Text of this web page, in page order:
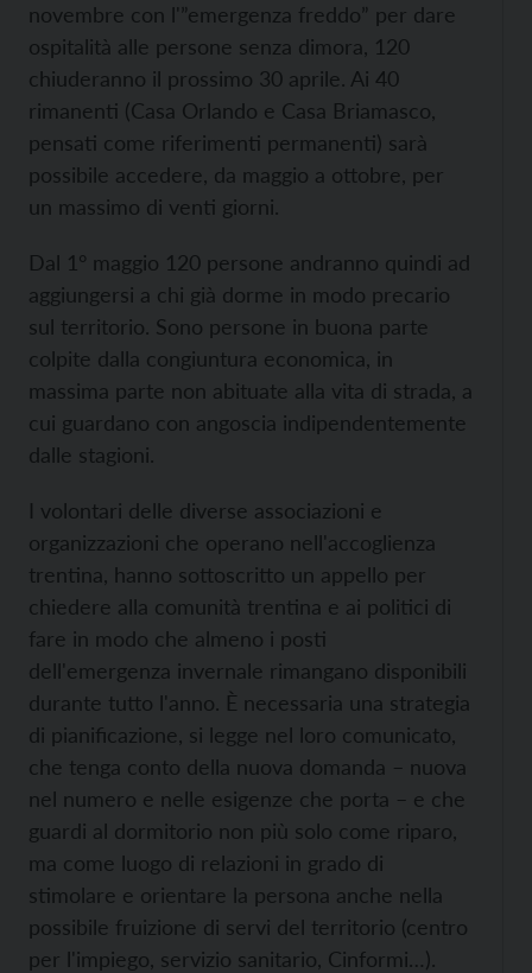
novembre con l'”emergenza freddo” per dare
ospitalità alle persone senza dimora, 120
chiuderanno il prossimo 30 aprile. Ai 40
rimanenti (Casa Orlando e Casa Briamasco,
pensati come riferimenti permanenti) sarà
possibile accedere, da maggio a ottobre, per
un massimo di venti giorni.
Dal 1° maggio 120 persone andranno quindi ad
aggiungersi a chi già dorme in modo precario
sul territorio. Sono persone in buona parte
colpite dalla congiuntura economica, in
massima parte non abituate alla vita di strada, a
cui guardano con angoscia indipendentemente
dalle stagioni.
I volontari delle diverse associazioni e
organizzazioni che operano nell'accoglienza
trentina, hanno sottoscritto un appello per
chiedere alla comunità trentina e ai politici di
fare in modo che almeno i posti
dell'emergenza invernale rimangano disponibili
durante tutto l'anno. È necessaria una strategia
di pianificazione, si legge nel loro comunicato,
che tenga conto della nuova domanda – nuova
nel numero e nelle esigenze che porta – e che
guardi al dormitorio non più solo come riparo,
ma come luogo di relazioni in grado di
stimolare e orientare la persona anche nella
possibile fruizione di servi del territorio (centro
per l'impiego, servizio sanitario, Cinformi…).